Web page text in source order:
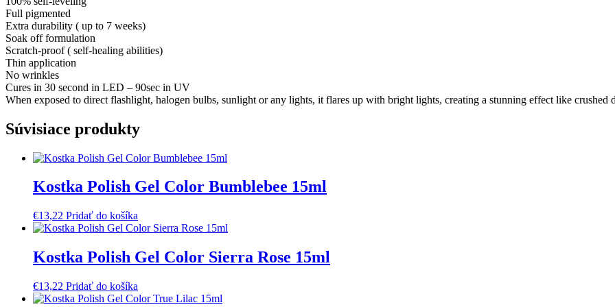
Full pigmented
Extra durability ( up to 7 weeks)
Soak off formulation
Scratch-proof ( self-healing abilities)
Thin application
No wrinkles
Cures in 30 second in LED – 90sec in UV
When exposed to direct flashlight, halogen bulbs, sunlight or any lights, it flares up with bright lights, creating a stunning effect like crushed
Súvisiace produkty
Kostka Polish Gel Color Bumblebee 15ml
€13,22 Pridať do košíka
Kostka Polish Gel Color Sierra Rose 15ml
€13,22 Pridať do košíka